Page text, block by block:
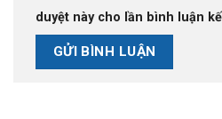
duyệt này cho lần bình luận